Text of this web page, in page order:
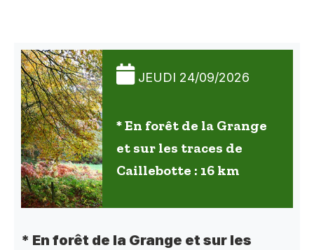
JEUDI 24/09/2026
* En forêt de la Grange
et sur les traces de
Caillebotte : 16 km
* En forêt de la Grange et sur les